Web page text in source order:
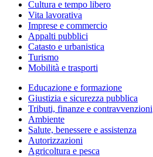
Cultura e tempo libero
Vita lavorativa
Imprese e commercio
Appalti pubblici
Catasto e urbanistica
Turismo
Mobilità e trasporti
Educazione e formazione
Giustizia e sicurezza pubblica
Tributi, finanze e contravvenzioni
Ambiente
Salute, benessere e assistenza
Autorizzazioni
Agricoltura e pesca